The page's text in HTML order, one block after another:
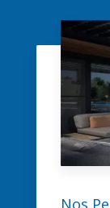
Nos